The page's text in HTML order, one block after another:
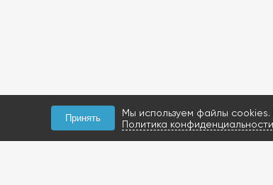
Принять Мы используем файлы cookies.
Политика